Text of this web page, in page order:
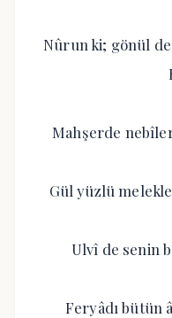
Nûrun ki; gönül
Mahşerde
Gül yüzlü
Ulvî de senin
Feryâdı bütün